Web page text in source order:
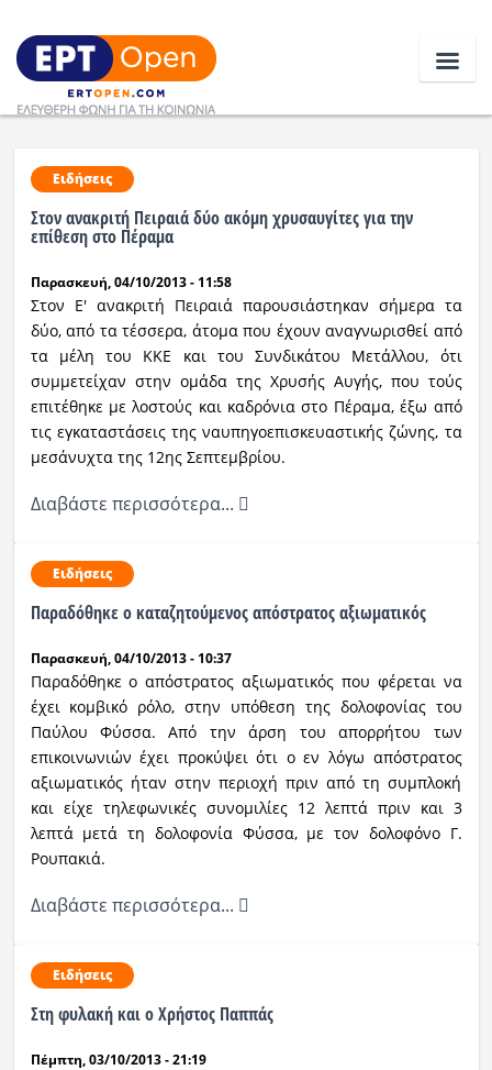
Ειδήσεις
Ελλάδα
Κοινωνία
Πολιτική
Αθλητικά
Κόσμος
Εκπομπές
Πολιτισμός
Ειδήσεις
Στον ανακριτή Πειραιά δύο ακόμη χρυσαυγίτες για την
επίθεση στο Πέραμα
Παρασκευή, 04/10/2013 - 11:58
Στον Ε' ανακριτή Πειραιά παρουσιάστηκαν σήμερα τα
δύο, από τα τέσσερα, άτομα που έχουν αναγνωρισθεί από
τα μέλη του ΚΚΕ και του Συνδικάτου Μετάλλου, ότι
συμμετείχαν στην ομάδα της Χρυσής Αυγής, που τούς
επιτέθηκε με λοστούς και καδρόνια στο Πέραμα, έξω από
τις εγκαταστάσεις της ναυπηγοεπισκευαστικής ζώνης, τα
μεσάνυχτα της 12ης Σεπτεμβρίου.
Διαβάστε περισσότερα...
Ειδήσεις
Παραδόθηκε ο καταζητούμενος απόστρατος αξιωματικός
Παρασκευή, 04/10/2013 - 10:37
Παραδόθηκε ο απόστρατος αξιωματικός που φέρεται να
έχει κομβικό ρόλο, στην υπόθεση της δολοφονίας του
Παύλου Φύσσα. Από την άρση του απορρήτου των
επικοινωνιών έχει προκύψει ότι ο εν λόγω απόστρατος
αξιωματικός ήταν στην περιοχή πριν από τη συμπλοκή
και είχε τηλεφωνικές συνομιλίες 12 λεπτά πριν και 3
λεπτά μετά τη δολοφονία Φύσσα, με τον δολοφόνο Γ.
Ρουπακιά.
Διαβάστε περισσότερα...
Ειδήσεις
Στη φυλακή και ο Χρήστος Παππάς
Πέμπτη, 03/10/2013 - 21:19